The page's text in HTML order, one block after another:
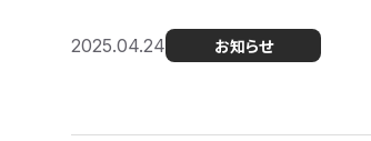
2025.04.24 お知らせ